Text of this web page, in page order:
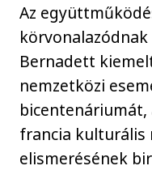
Az
Bernadett
nemzetközi
bicentenáriumát,
francia kulturális
elismerésének